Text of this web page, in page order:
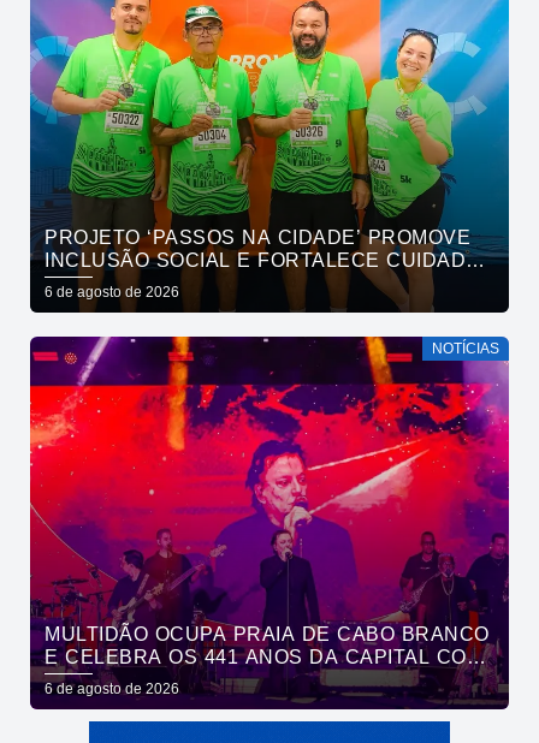
PROJETO ‘PASSOS NA CIDADE’ PROMOVE
INCLUSÃO SOCIAL E FORTALECE CUIDADO
EM SAÚDE MENTAL POR MEIO DA CORRIDA
6 de agosto de 2026
NOTÍCIAS
MULTIDÃO OCUPA PRAIA DE CABO BRANCO
E CELEBRA OS 441 ANOS DA CAPITAL COM
SHOWS DE ROUPA NOVA E FÁBIO JR
6 de agosto de 2026